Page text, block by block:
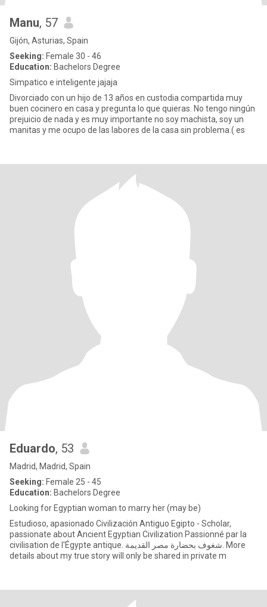
Manu, 57
Gijón, Asturias, Spain
Seeking: Female 30 - 46
Education: Bachelors Degree
Simpatico e inteligente jajaja
Divorciado con un hijo de 13 años en custodia compartida muy
buen cocinero en casa y pregunta lo que quieras. No tengo ningún
prejuicio de nada y es muy importante no soy machista, soy un
manitas y me ocupo de las labores de la casa sin problema.( es
Eduardo, 53
Madrid, Madrid, Spain
Seeking: Female 25 - 45
Education: Bachelors Degree
Looking for Egyptian woman to marry her (may be)
Estudioso, apasionado Civilización Antiguo Egipto - Scholar,
passionate about Ancient Egyptian Civilization Passionné par la
civilisation de l'Égypte antique. شغوف بحضارة مصر القديمة. More
details about my true story will only be shared in private m